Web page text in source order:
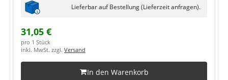
Lieferbar auf Bestellung (Lieferzeit anfragen).
31,05 €
pro 1 Stück
inkl. MwSt. zzgl. Versand
In den Warenkorb